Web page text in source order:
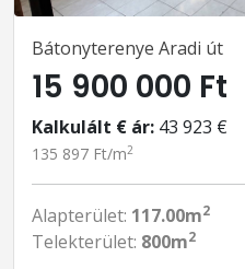
Bátonyterenye Aradi út
15 900 000 Ft
Kalkulált € ár: 43 923 €
135 897 Ft/m2
Alapterület: 117.00m2
Telekterület: 800m2